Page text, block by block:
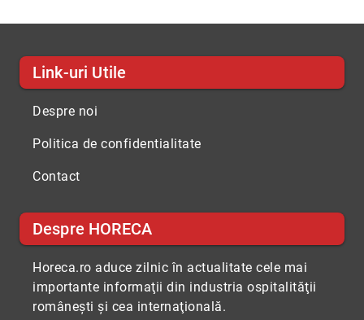
Link-uri Utile
Despre noi
Politica de confidentialitate
Contact
Despre HORECA
Horeca.ro aduce zilnic în actualitate cele mai
importante informaţii din industria ospitalităţii
româneşti şi cea internaţională.